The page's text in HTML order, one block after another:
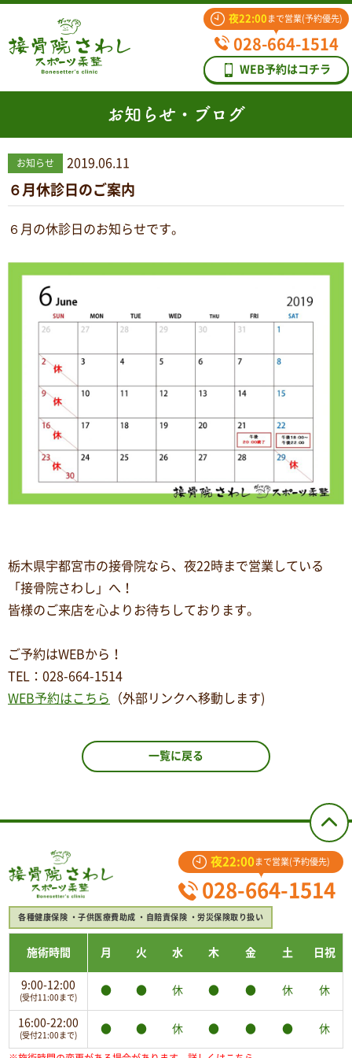
夜22:00 まで営業(予約優先)
028-664-1514
WEB予約はコチラ
お知らせ・ブログ
お知らせ 2019.06.11
６月休診日のご案内
６ 月の休診日のお知らせです。
栃木県宇都宮市の接骨院なら、夜22時まで営業している
「接骨院さわし」へ！
皆様のご来店を心よりお待ちしております。
ご予約はWEBから！
TEL
： 028-664-1514
WEB予約はこちら
（外部リンクへ移動します)
一覧に戻る
夜22:00 まで営業(予約優先)
028-664-1514
各種健康保険 子供医療費助成 自賠責保険 労災保険取り扱い
施術時間 月 火 水 木 金 土 日祝
9:00-12:00
(受付11:00まで)
● ● 休 ● ● 休 休
16:00-22:00
(受付21:00まで)
● ● 休 ● ● ● 休